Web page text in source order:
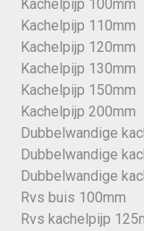
Kachelpijp 100mm
Kachelpijp 110mm
Kachelpijp 120mm
Kachelpijp 130mm
Kachelpijp 150mm
Kachelpijp 200mm
Dubbelwandige
Dubbelwandige
Dubbelwandige
Rvs buis 100mm
Rvs kachelpijp